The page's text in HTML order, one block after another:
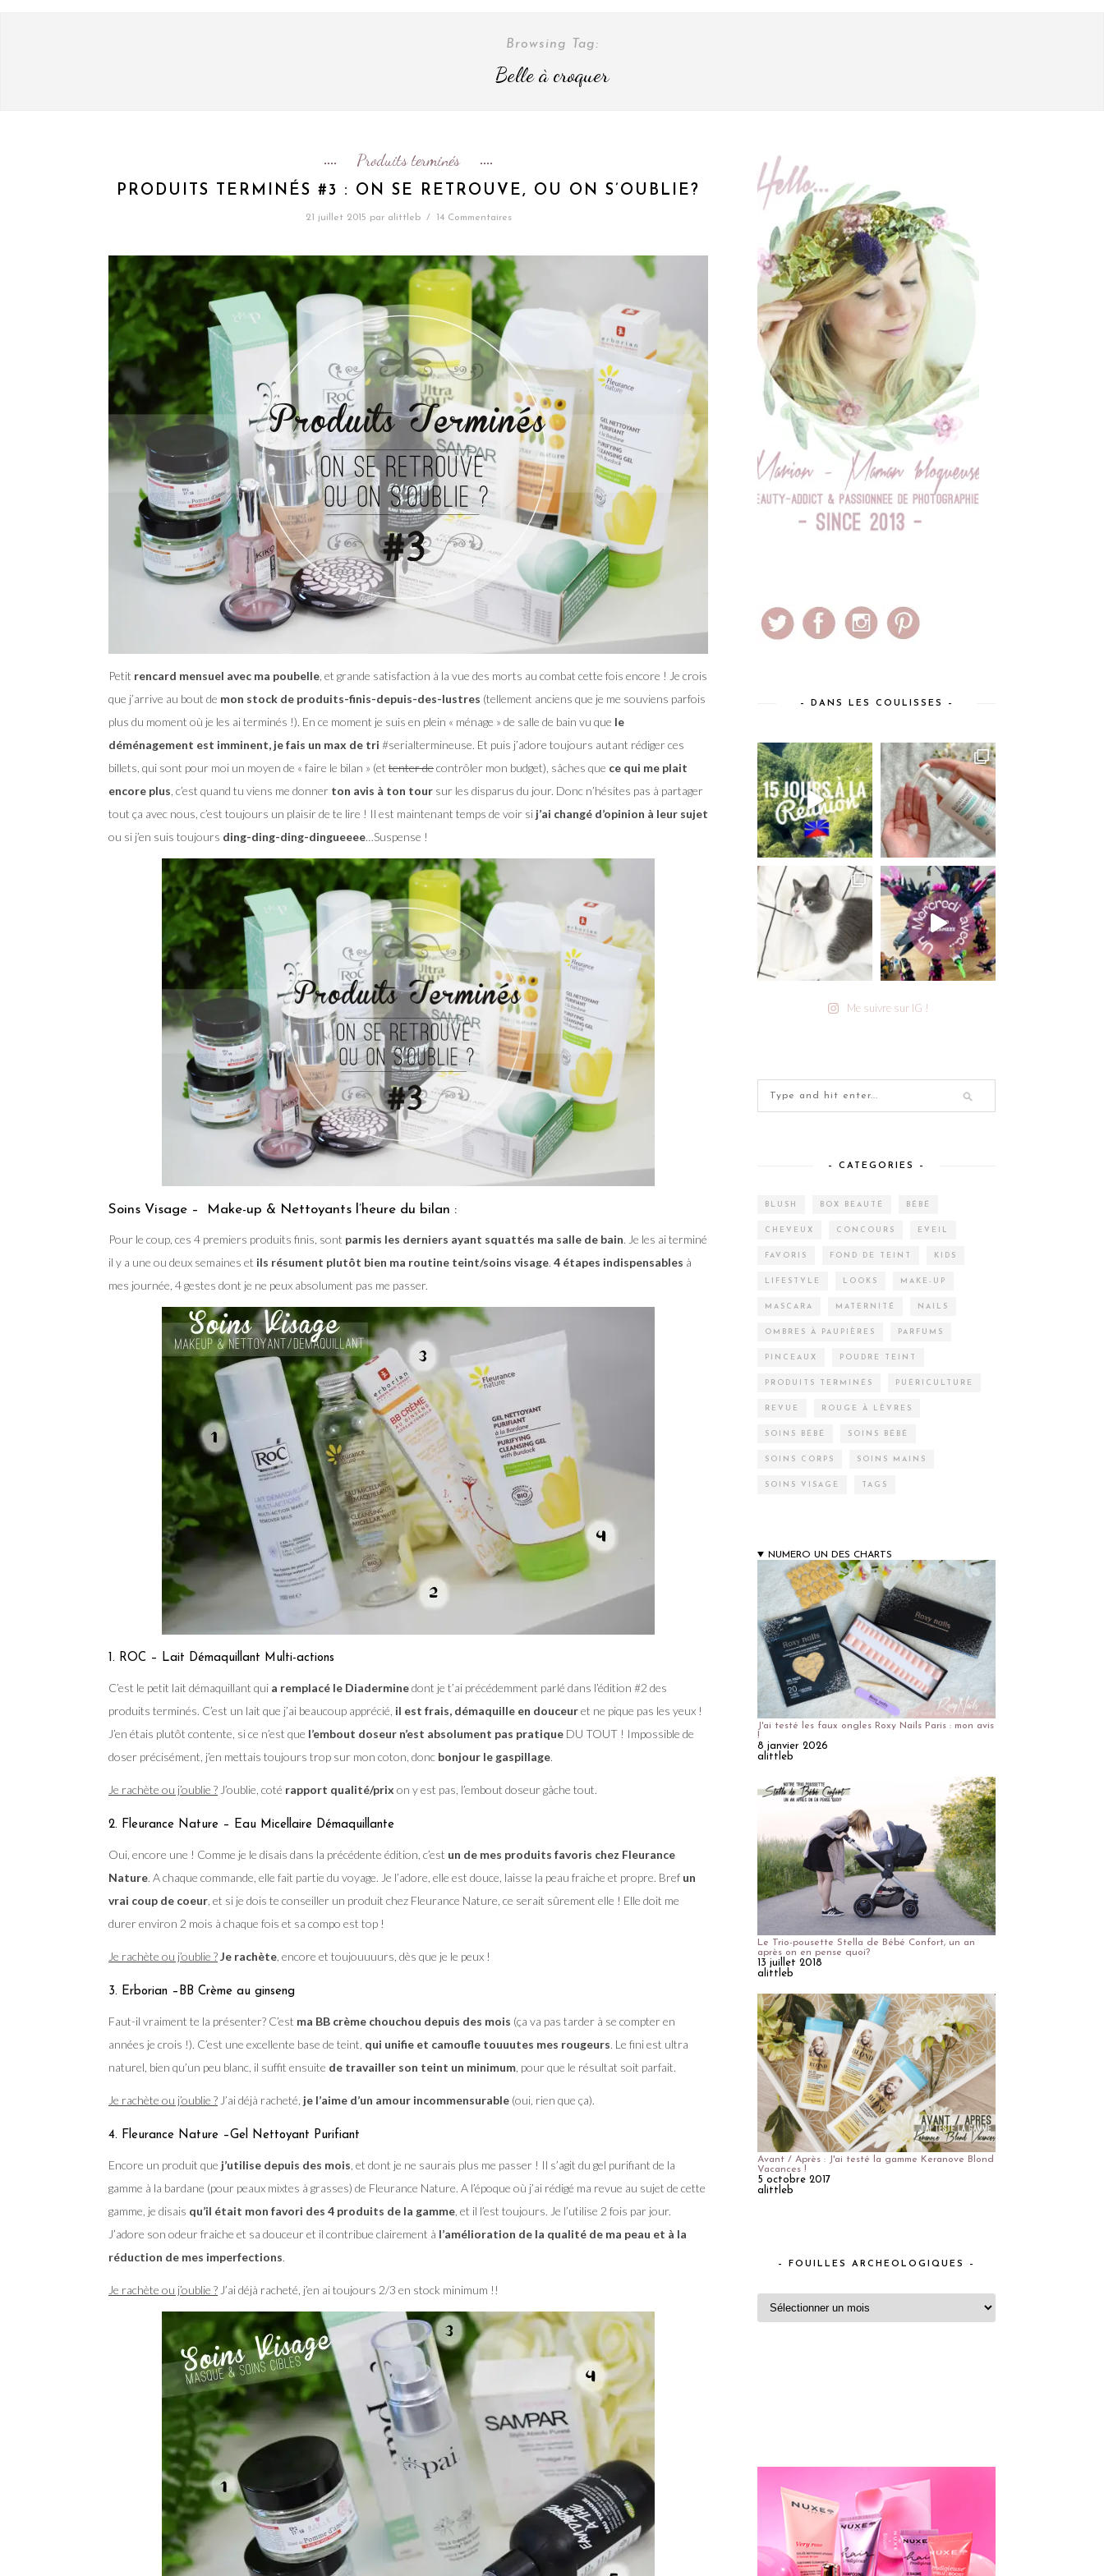
Browsing Tag:
Belle à croquer
Produits terminés
PRODUITS TERMINÉS #3 : ON SE RETROUVE, OU ON S’OUBLIE?
21 juillet 2015 par alittleb / 14 Commentaires
Petit rencard mensuel avec ma poubelle , et grande satisfaction à la vue des morts au combat cette fois encore ! Je crois
que j’arrive au bout de mon stock de produits-finis-depuis-des-lustres (tellement anciens que je me souviens parfois
plus du moment où je les ai terminés !). En ce moment je suis en plein « ménage » de salle de bain vu que le
déménagement est imminent, je fais un max de tri #serialtermineuse. Et puis j’adore toujours autant rédiger ces
billets, qui sont pour moi un moyen de « faire le bilan » (et tenter decontrôler mon budget), sâches que ce qui me plait
encore plus , c’est quand tu viens me donner ton avis à ton tour sur les disparus du jour. Donc n’hésites pas à partager
tout ça avec nous, c’est toujours un plaisir de te lire ! Il est maintenant temps de voir si j’ai changé d’opinion à leur sujet
ou si j’en suis toujours ding-ding-ding-dingueeee…Suspense !
Soins Visage – Make-up & Nettoyants l’heure du bilan :
Pour le coup, ces 4 premiers produits finis, sont parmis les derniers ayant squattés ma salle de bain. Je les ai terminé
il y a une ou deux semaines et ils résument plutôt bien ma routine teint/soins visage. 4 étapes indispensables à
mes journée, 4 gestes dont je ne peux absolument pas me passer.
1. ROC – Lait Démaquillant Multi-actions
C’est le petit lait démaquillant qui a remplacé le Diaderminedont je t’ai précédemment parlé dans l’édition #2 des
produits terminés. C’est un lait que j’ai beaucoup apprécié, il est frais, démaquille en douceuret ne pique pas les yeux !
J’en étais plutôt contente, si ce n’est que l’embout doseur n’est absolument pas pratique DU TOUT ! Impossible de
doser précisément, j’en mettais toujours trop sur mon coton, donc bonjour le gaspillage.
Je rachète ou j’oublie ? J’oublie, coté rapport qualité/prix on y est pas, l’embout doseur gâche tout.
2. Fleurance Nature – Eau Micellaire Démaquillante
Oui, encore une ! Comme je le disais dans la précédente édition, c’est un de mes produits favoris chez Fleurance
Nature. A chaque commande, elle fait partie du voyage. Je l’adore, elle est douce, laisse la peau fraiche et propre. Bref un
vrai coup de coeur , et si je dois te conseiller un produit chez Fleurance Nature, ce serait sûrement elle ! Elle doit me
durer environ 2 mois à chaque fois et sa compo est top !
Je rachète ou j’oublie ?Je rachète , encore et toujouuuurs, dès que je le peux !
3. Erborian –BB Crème au ginseng
Faut-il vraiment te la présenter? C’est ma BB crème chouchou depuis des mois (ça va pas tarder à se compter en
années je crois !). C’est une excellente base de teint, qui unifie et camoufle touuutes mes rougeurs. Le fini est ultra
naturel, bien qu’un peu blanc, il suffit ensuite de travailler son teint un minimum , pour que le résultat soit parfait.
Je rachète ou j’oublie ? J’ai déjà racheté, je l’aime d’un amour incommensurable (oui, rien que ça).
4. Fleurance Nature –Gel Nettoyant Purifiant
Encore un produit que j’utilise depuis des mois , et dont je ne saurais plus me passer ! Il s’agit du gel purifiant de la
gamme à la bardane (pour peaux mixtes à grasses) de Fleurance Nature. A l’époque où j’ai rédigé ma revue au sujet de cette
gamme, je disais qu’il était mon favori des 4 produits de la gamme , et il l’est toujours. Je l’utilise 2 fois par jour.
J’adore son odeur fraiche et sa douceur et il contribue clairement à l’amélioration de la qualité de ma peau et à la
réduction de mes imperfections.
Je rachète ou j’oublie ? J’ai déjà racheté, j’en ai toujours 2/3 en stock minimum !!
– DANS LES COULISSES –
Me suivre sur IG !
– CATEGORIES –
BLUSH BOX BEAUTÉ BÉBÉ
CHEVEUX CONCOURS EVEIL
FAVORIS FOND DE TEINT KIDS
LIFESTYLE LOOKS MAKE-UP
MASCARA MATERNITÉ NAILS
OMBRES À PAUPIÈRES PARFUMS
PINCEAUX POUDRE TEINT
PRODUITS TERMINÉS PUÉRICULTURE
REVUE ROUGE À LÈVRES
SOINS BÉBÉ SOINS BÉBÉ
SOINS CORPS SOINS MAINS
SOINS VISAGE TAGS
NUMERO UN DES CHARTS
J'ai testé les faux ongles Roxy Nails Paris : mon avis
!
8 janvier 2026
alittleb
Le Trio-pousette Stella de Bébé Confort, un an
après on en pense quoi?
13 juillet 2018
alittleb
Avant / Après : J'ai testé la gamme Keranove Blond
Vacances !
5 octobre 2017
alittleb
– FOUILLES ARCHEOLOGIQUES –